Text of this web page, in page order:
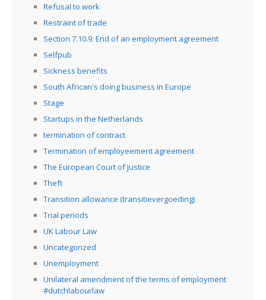
Refusal to work
Restraint of trade
Section 7.10.9. End of an employment agreement
Selfpub
Sickness benefits
South African's doing business in Europe
Stage
Startups in the Netherlands
termination of contract
Termination of employeement agreement
The European Court of Justice
Theft
Transition allowance (transitievergoeding)
Trial periods
UK Labour Law
Uncategorized
Unemployment
Unilateral amendment of the terms of employment
#dutchlabourlaw